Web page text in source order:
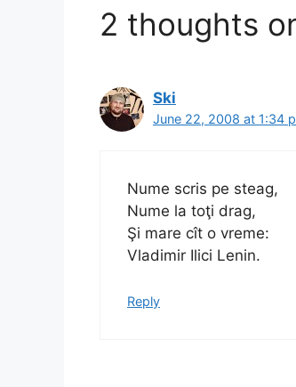
2 thoughts
Ski
June 22, 2008 at 1:34
Nume scris pe steag,
Nume la toţi drag,
Şi mare cît o vreme:
Vladimir Ilici Lenin.
Reply